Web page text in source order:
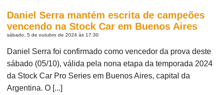
Daniel Serra mantém escrita de campeões
vencendo na Stock Car em Buenos Aires
sábado, 5 de outubro de 2024 às 17:30
Daniel Serra foi confirmado como vencedor da prova deste
sábado (05/10), válida pela nona etapa da temporada 2024
da Stock Car Pro Series em Buenos Aires, capital da
Argentina. O [...]